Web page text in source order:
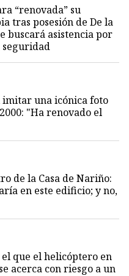
“renovada” su
tras posesión de De la
buscará asistencia por
seguridad
una icónica foto
"Ha renovado el
de la Casa de Nariño:
en este edificio; y no,
que el helicóptero en
acerca con riesgo a un